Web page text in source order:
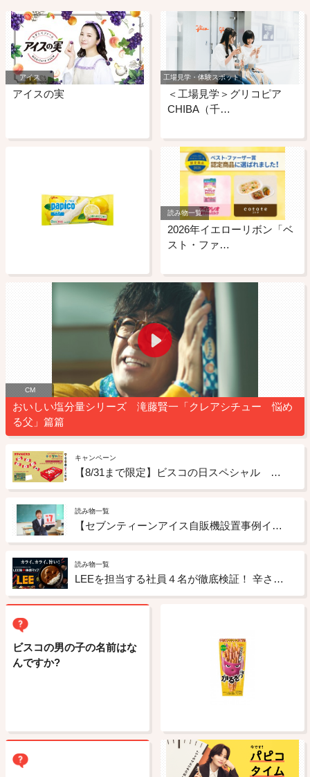
アイス
アイスの実
工場見学・体験スポット
＜工場見学＞グリコピア
CHIBA（千…
読み物一覧
2026年イエローリボン「ベ
スト・ファ…
CM
おいしい塩分量シリーズ 滝藤賢一「クレアシチュー 悩め
る父」篇篇
キャンペーン
【8/31まで限定】ビスコの日スペシャル 谷口智則さんコラボスマイルビスコ
読み物一覧
【セブンティーンアイス自販機設置事例インタビューVol.4】うちの高校にも置けちゃう！？ 全国の高校にセブンティーンアイス自販機が増殖中！ 大阪府立八尾北高校の場合
読み物一覧
LEEを担当する社員４名が徹底検証！ 辛さを見える化した「LEE旨辛体感マップ」公開
ビスコの男の子の名前はな
んですか?